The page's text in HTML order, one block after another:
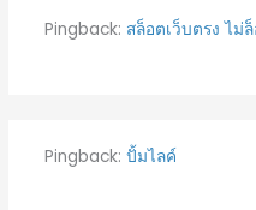
Pingback: สล็อตเว็บตรง ไม่
Pingback: ปั้มไลค์